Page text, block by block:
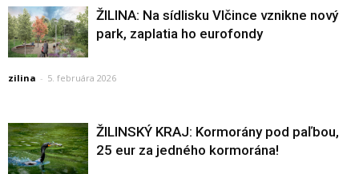
ŽILINA: Na sídlisku Vlčince vznikne nový
park, zaplatia ho eurofondy
zilina - 5. februára 2026
ŽILINSKÝ KRAJ: Kormorány pod paľbou,
25 eur za jedného kormorána!